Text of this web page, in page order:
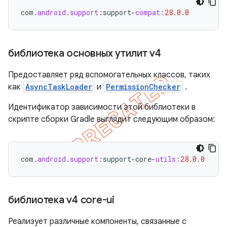
com .android . support : support-compat: 28.0 .0
библиотека основных утилит v4
Предоставляет ряд вспомогательных классов, таких
как AsyncTaskLoader и PermissionChecker .
Идентификатор зависимости этой библиотеки в
скрипте сборки Gradle выглядит следующим образом:
com .android . support : support-core-utils: 28.0 .0
библиотека v4 core-ui
Реализует различные компоненты, связанные с